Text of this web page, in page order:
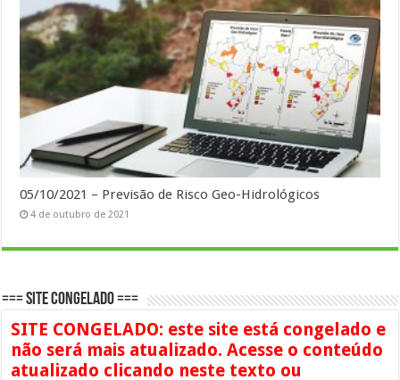
05/10/2021 – Previsão de Risco Geo-Hidrológicos
4 de outubro de 2021
=== SITE CONGELADO ===
SITE CONGELADO: este site está congelado e
não será mais atualizado. Acesse o conteúdo
atualizado clicando neste texto ou